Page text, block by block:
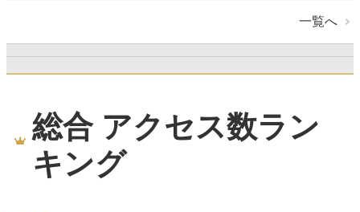
一覧へ
総合 アクセス数ラン
キング